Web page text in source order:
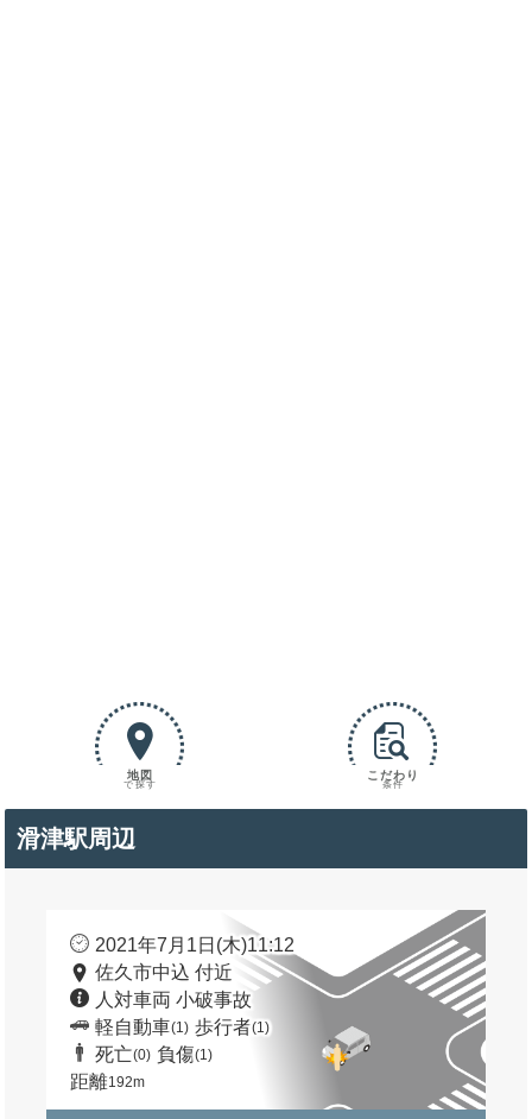
地図
で探す
こだわり
条件
滑津駅周辺
2021年7月1日(木)11:12
佐久市中込 付近
人対車両 小破事故
軽自動車(1) 歩行者(1)
死亡(0) 負傷(1)
距離192m